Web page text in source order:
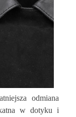
odmiana
w dotyku i